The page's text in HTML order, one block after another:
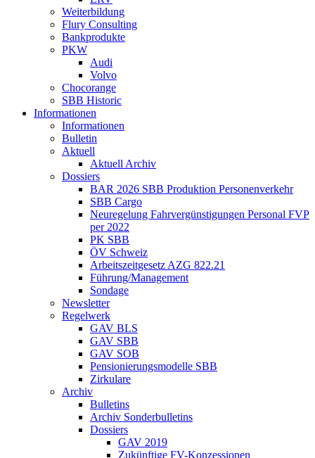
Weiterbildung
Flury Consulting
Bankprodukte
PKW
Audi
Volvo
Chocorange
SBB Historic
Informationen
Informationen
Bulletin
Aktuell
Aktuell Archiv
Dossiers
BAR 2026 SBB Produktion Personenverkehr
SBB Cargo
Neuregelung Fahrvergünstigungen Personal FVP
per 2022
PK SBB
ÖV Schweiz
Arbeitszeitgesetz AZG 822.21
Führung/Management
Sondage
Newsletter
Regelwerk
GAV BLS
GAV SBB
GAV SOB
Pensionierungsmodelle SBB
Zirkulare
Archiv
Bulletins
Archiv Sonderbulletins
Dossiers
GAV 2019
Zukünftige FV-Konzessionen